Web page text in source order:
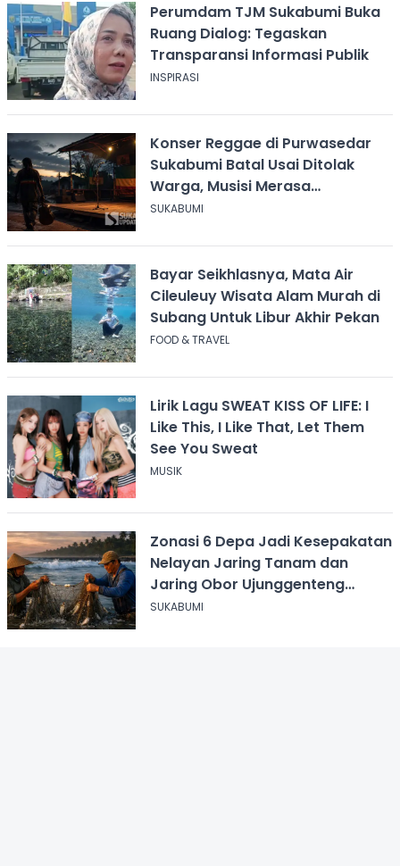
Perumdam TJM Sukabumi Buka
Ruang Dialog: Tegaskan
Transparansi Informasi Publik
INSPIRASI
Konser Reggae di Purwasedar
Sukabumi Batal Usai Ditolak
Warga, Musisi Merasa
Didiskreditkan
SUKABUMI
Bayar Seikhlasnya, Mata Air
Cileuleuy Wisata Alam Murah di
Subang Untuk Libur Akhir Pekan
FOOD & TRAVEL
Lirik Lagu SWEAT KISS OF LIFE: I
Like This, I Like That, Let Them
See You Sweat
MUSIK
Zonasi 6 Depa Jadi Kesepakatan
Nelayan Jaring Tanam dan
Jaring Obor Ujunggenteng
Sukabumi
SUKABUMI